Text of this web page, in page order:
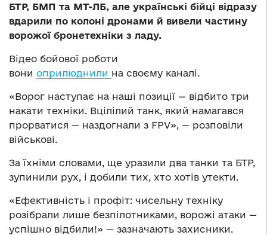
БТР, БМП та МТ-ЛБ, але українські бійці відразу
вдарили по колоні дронами й вивели частину
ворожої бронетехніки з ладу.
Відео бойової роботи
вони оприлюднили на своєму каналі.
«Ворог наступає на наші позиції — відбито три
накати техніки. Вцілілий танк, який намагався
прорватися — наздогнали з FPV», — розповіли
військові.
За їхніми словами, ще уразили два танки та БТР,
зупинили рух, і добили тих, хто хотів утекти.
«Ефективність і профіт: чисельну техніку
розібрали лише безпілотниками, ворожі атаки —
успішно відбили!» — зазначають захисники.